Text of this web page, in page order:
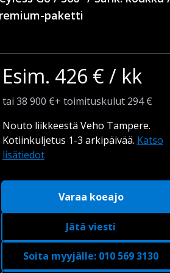
paketti
Esim. 426 € / kk
tai 38 900 €+ toimituskulut 294 €
Nouto liikkeestä Veho Tampere.
Kotiinkuljetus 1-3 arkipäivää. Katso
lisätiedot
Varaa koeajo
Jätä viesti
Soita myyjälle: 010 569 3130